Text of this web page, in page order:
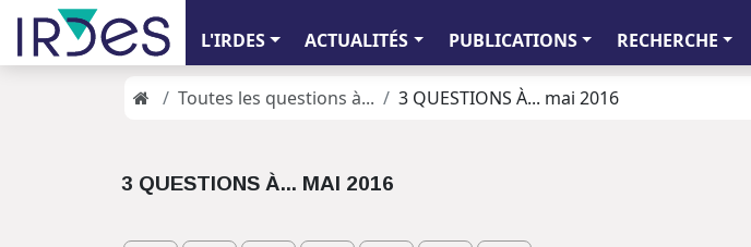
L'IRDES ACTUALITÉS PUBLICATIONS RECHERCHE
Toutes les questions à... 3 QUESTIONS À... mai 2016
3 QUESTIONS À... MAI 2016